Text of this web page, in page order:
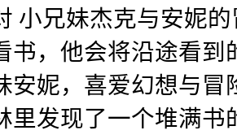
小兄妹杰克与安妮
书，他会将沿途看
安妮，喜爱幻想与
里发现了一个堆满